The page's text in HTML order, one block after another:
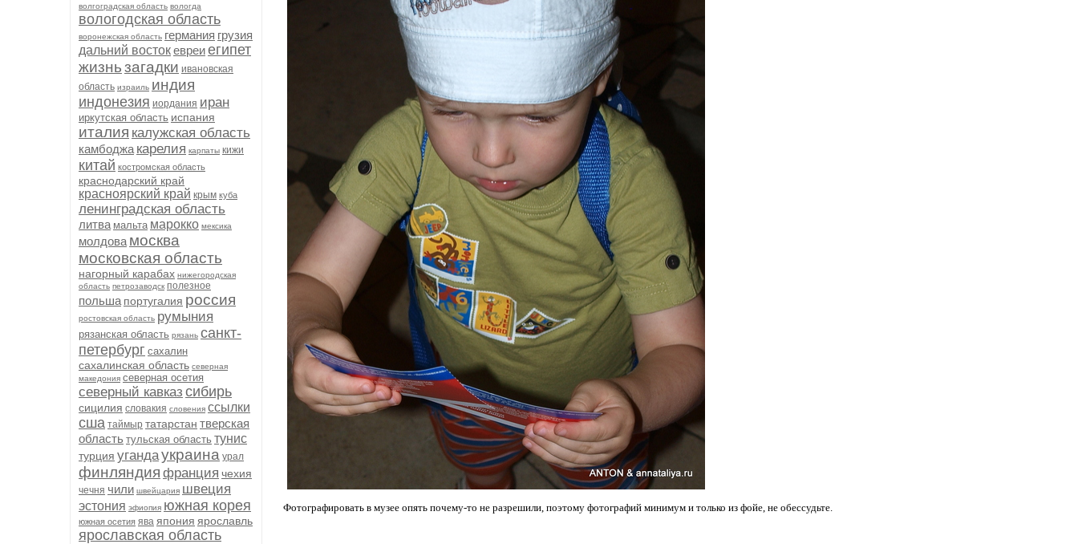
волгоградская область вологда
вологодская область
воронежская область германия грузия
дальний востокевреиегипет
жизньзагадки ивановская
область израиль индия
индонезия иордания иран
иркутская область испания
италия калужская область
камбоджа карелия карпаты кижи
китай костромская область
краснодарский край
красноярский край крым куба
ленинградская область
литва мальта марокко мексика
молдова москва
московская область
нагорный карабах нижегородская
область петрозаводск полезное
польша португалия россия
ростовская область румыния
рязанская область рязань санкт-
петербург сахалин
сахалинская область северная
македония северная осетия
северный кавказ сибирь
сицилия словакия словения ссылки
сша таймыр татарстан тверская
область тульская область тунис
турция угандаукраина урал
финляндия франция чехия
чечня чили швейцария швеция
эстония эфиопия южная корея
южная осетия ява япония ярославль
ярославская область
Фотографировать в музее опять почему-то не разрешили, поэтому фотографий минимум и только из фойе, не обессудьте.